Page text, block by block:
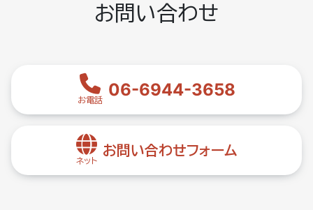
お問い合わせ
お電話
06-6944-3658
ネット
お問い合わせフォーム